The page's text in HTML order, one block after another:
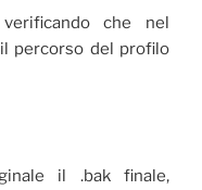
che nel
percorso del profilo
il .bak finale,